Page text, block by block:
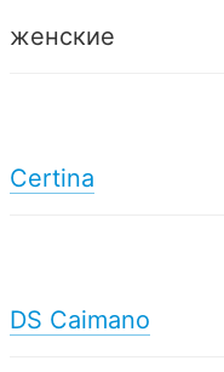
женские
Certina
DS Caimano